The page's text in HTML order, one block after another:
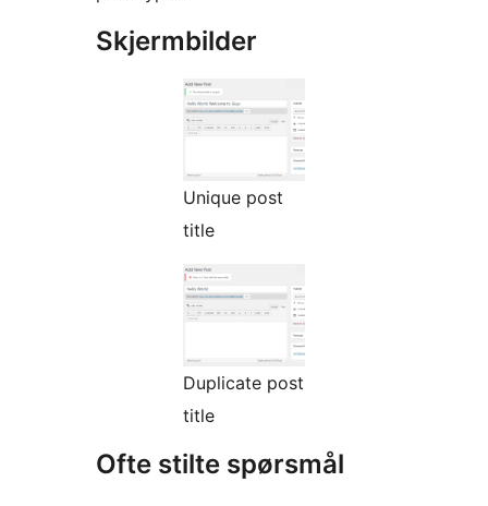
Skjermbilder
Unique post
title
Duplicate post
title
Ofte stilte spørsmål